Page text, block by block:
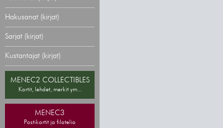
Hakusanat (kirjat)
Sarjat (kirjat)
Kustantajat (kirjat)
MENEC2 COLLECTIBLES
Kortit, lehdet, merkit ym...
MENEC3
Postikortit ja filatelia